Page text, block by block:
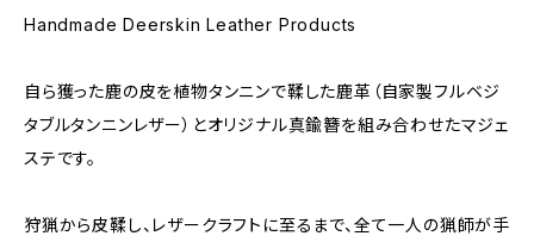
Handmade Deerskin Leather Products
自ら獲った鹿の皮を植物タンニンで鞣した鹿革（自家製フルベジ
タブルタンニンレザー）とオリジナル真鍮簪を組み合わせたマジェ
ステです。
狩猟から皮鞣し、レザークラフトに至るまで、全て一人の猟師が手